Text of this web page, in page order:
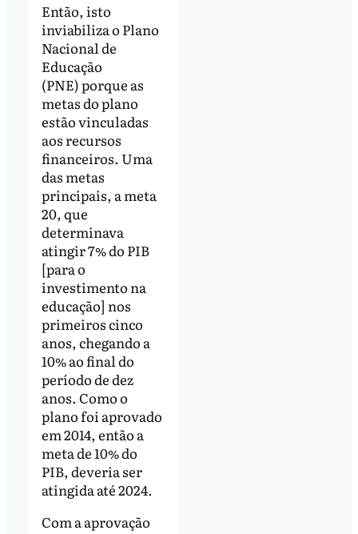
Então, isto
inviabiliza o Plano
Nacional de
Educação
(PNE) porque as
metas do plano
estão vinculadas
aos recursos
financeiros. Uma
das metas
principais, a meta
20, que
determinava
atingir 7% do PIB
[para o
investimento na
educação] nos
primeiros cinco
anos, chegando a
10% ao final do
período de dez
anos. Como o
plano foi aprovado
em 2014, então a
meta de 10% do
PIB, deveria ser
atingida até 2024.
Com a aprovação